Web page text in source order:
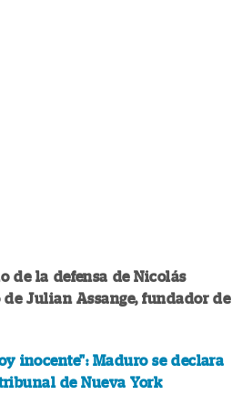
de la defensa de Nicolás
Julian Assange, fundador de
inocente": Maduro se declara
de Nueva York